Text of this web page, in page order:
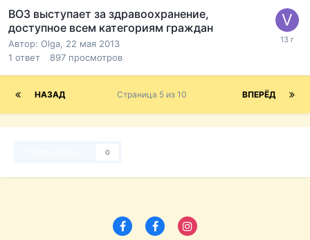
ВОЗ выступает за здравоохранение,
доступное всем категориям граждан
Автор: Olga, 22 мая 2013
1 ответ 897 просмотров
НАЗАД ВПЕРЁД
Страница 5 из 10
0